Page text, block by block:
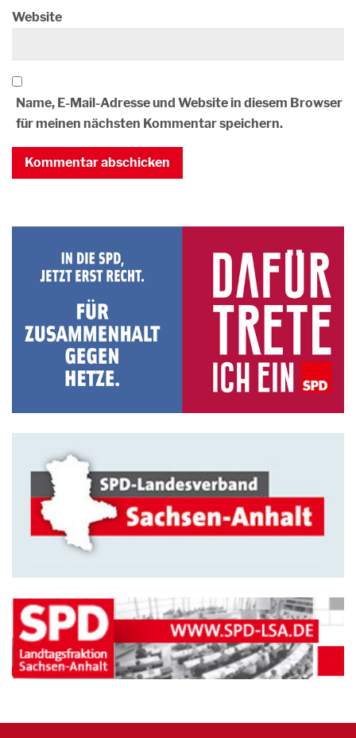
Website
Name, E-Mail-Adresse und Website in diesem Browser
für meinen nächsten Kommentar speichern.